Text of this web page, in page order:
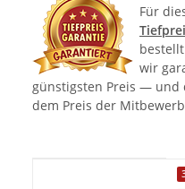
Für
wir
günstigsten Preis —
dem Preis der